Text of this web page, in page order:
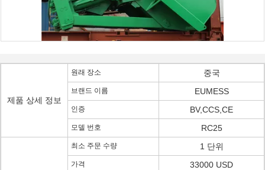
제품 상세 정보
원래 장소 중국
브랜드 이름 EUMESS
인증 BV,CCS,CE
모델 번호 RC25
최소 주문 수량 1 단위
가격 33000 USD